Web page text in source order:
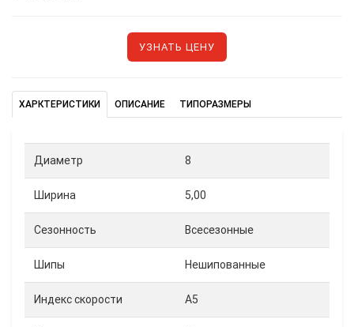
УЗНАТЬ ЦЕНУ
ХАРКТЕРИСТИКИ ОПИСАНИЕ ТИПОРАЗМЕРЫ
Диаметр 8
Ширина 5,00
Сезонность Всесезонные
Шипы Нешипованные
Индекс скорости A5